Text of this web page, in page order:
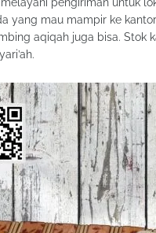
yang mau mampir ke
aqiqah juga bisa. Stok